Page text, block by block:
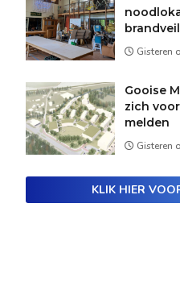
Gisteren
Gooise
zich
melden
Gisteren
KLIK HIER